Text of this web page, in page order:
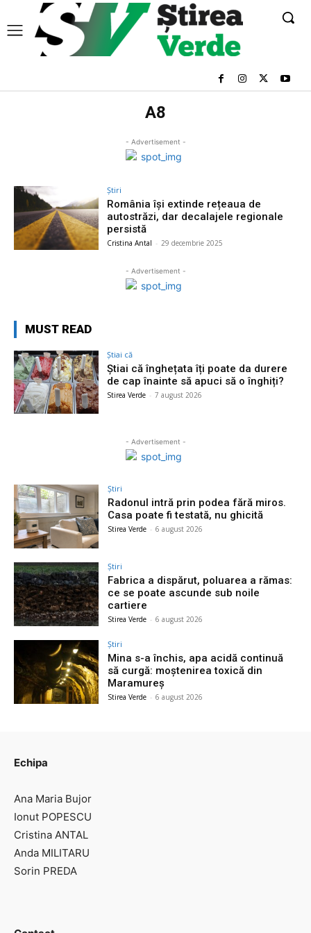
A8
- Advertisement -
Știri
România își extinde rețeaua de
autostrăzi, dar decalajele regionale
persistă
Cristina Antal - 29 decembrie 2025
- Advertisement -
MUST READ
Știai că
Știai că înghețata îți poate da durere
de cap înainte să apuci să o înghiți?
Stirea Verde - 7 august 2026
- Advertisement -
Știri
Radonul intră prin podea fără miros.
Casa poate fi testată, nu ghicită
Stirea Verde - 6 august 2026
Știri
Fabrica a dispărut, poluarea a rămas:
ce se poate ascunde sub noile
cartiere
Stirea Verde - 6 august 2026
Știri
Mina s-a închis, apa acidă continuă
să curgă: moștenirea toxică din
Maramureș
Stirea Verde - 6 august 2026
Echipa
Ana Maria Bujor
Ionut POPESCU
Cristina ANTAL
Anda MILITARU
Sorin PREDA